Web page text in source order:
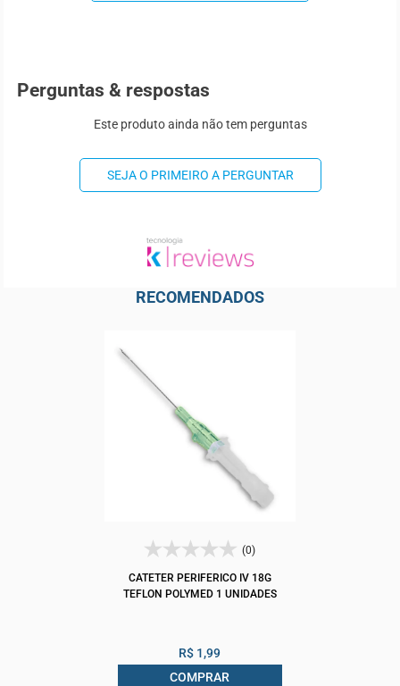
Perguntas & respostas
Este produto ainda não tem perguntas
SEJA O PRIMEIRO A PERGUNTAR
RECOMENDADOS
(0)
CATETER PERIFERICO IV 18G
TEFLON POLYMED 1 UNIDADES
R$ 1,99
COMPRAR